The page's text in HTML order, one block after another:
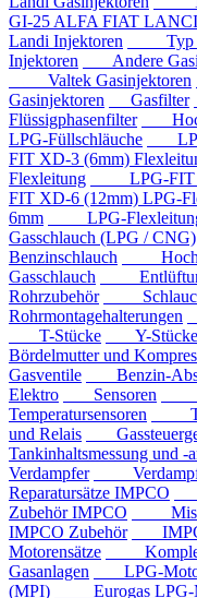
GI-25 ALFA FIAT
Landi Injektoren
Typ
Injektoren
Andere
Valtek Gasinjektoren
Gasinjektoren
Gasfilter
Flüssigphasenfilter
LPG-Füllschläuche
FIT XD-3 (6mm)
Flexleitung
LPG-FIT
FIT XD-6 (12mm) LPG-
6mm
LPG-Flexleitung
Gasschlauch (LPG / CNG)
Benzinschlauch
Gasschlauch
Rohrzubehör
Rohrmontagehalterungen
T-Stücke
Y-Stücke
Bördelmutter und
Gasventile
Benzin-
Elektro
Sensoren
Temperatursensoren
und Relais
Tankinhaltsmessung und -
Verdampfer
Reparatursätze IMPCO
Zubehör IMPCO
IMPCO Zubehör
Motorensätze
Gasanlagen
LPG-
(MPI)
Eurogas LPG-